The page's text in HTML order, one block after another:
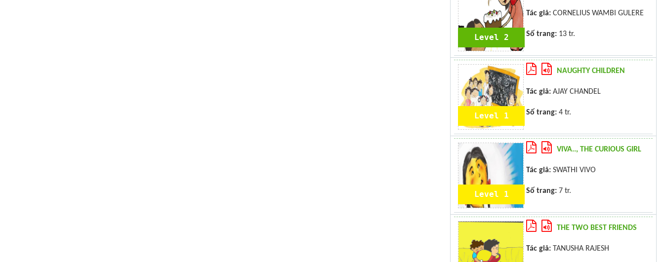
Level 2
Tác giả: CORNELIUS WAMBI GULERE
Số trang: 13 tr.
Level 1
NAUGHTY CHILDREN
Tác giả: AJAY CHANDEL
Số trang: 4 tr.
Level 1
VIVA.., THE CURIOUS GIRL
Tác giả: SWATHI VIVO
Số trang: 7 tr.
THE TWO BEST FRIENDS
Tác giả: TANUSHA RAJESH